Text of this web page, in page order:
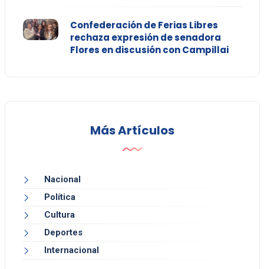
Confederación de Ferias Libres
rechaza expresión de senadora
Flores en discusión con Campillai
Más Artículos
Nacional
Política
Cultura
Deportes
Internacional